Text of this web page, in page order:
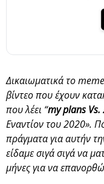
Δικαιωματικά το
βίντεο που έχουν
που λέει “my plans Vs.
Εναντίον του 2020».
πράγματα για αυτήν
είδαμε σιγά σιγά να
μήνες για να